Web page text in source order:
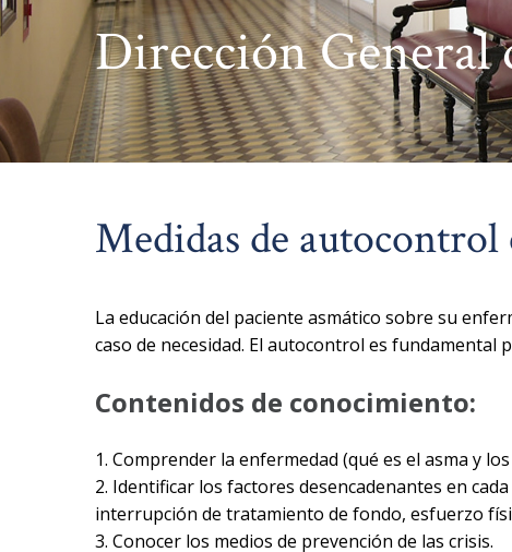
Dirección General
Medidas de autocontrol
La educación del paciente asmático sobre su
caso de necesidad. El autocontrol es
Contenidos de conocimiento:
1. Comprender la enfermedad (qué es el asma y
2. Identificar los factores desencadenantes en
interrupción de tratamiento de fondo, esfuerzo
3. Conocer los medios de prevención de las crisis.